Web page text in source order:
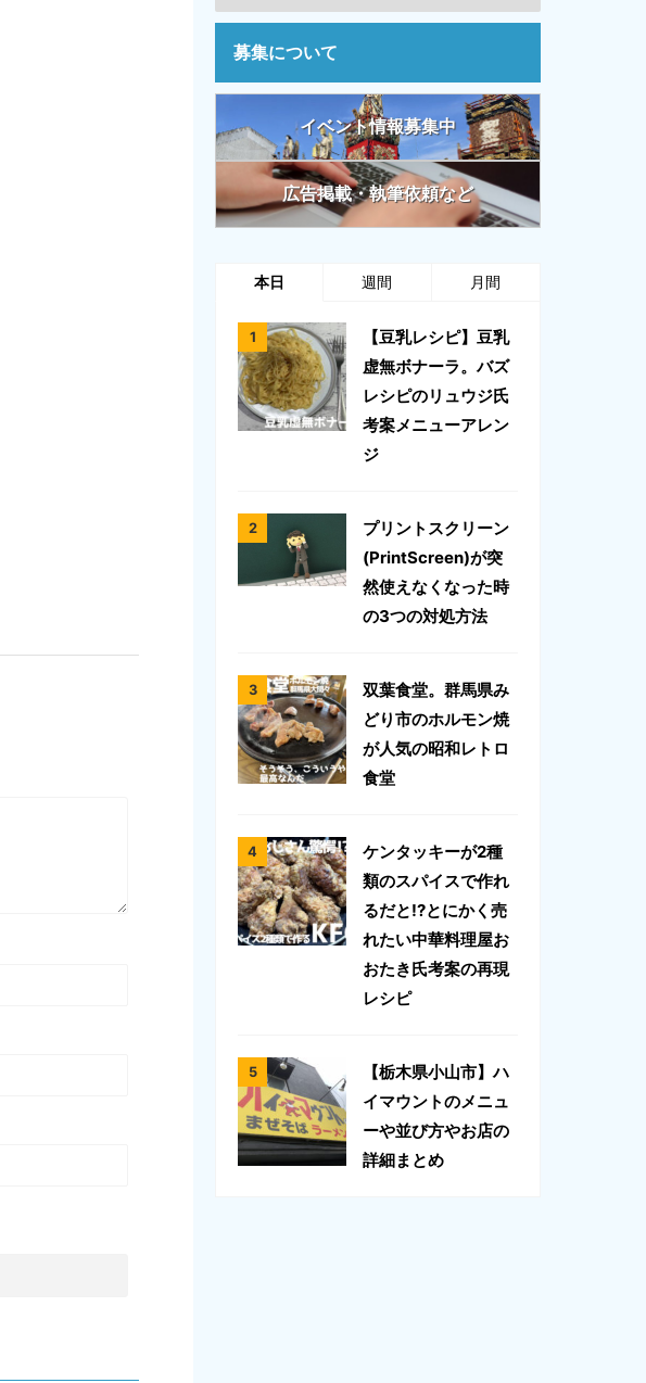
募集について
イベント情報募集中
広告掲載・執筆依頼など
本日 週間 月間
【豆乳レシピ】豆乳
虚無ボナーラ。バズ
レシピのリュウジ氏
考案メニューアレン
ジ
プリントスクリーン
(PrintScreen)が突
然使えなくなった時
の3つの対処方法
双葉食堂。群馬県み
どり市のホルモン焼
が人気の昭和レトロ
食堂
ケンタッキーが2種
類のスパイスで作れ
るだと!?とにかく売
れたい中華料理屋お
おたき氏考案の再現
レシピ
【栃木県小山市】ハ
イマウントのメニュ
ーや並び方やお店の
詳細まとめ